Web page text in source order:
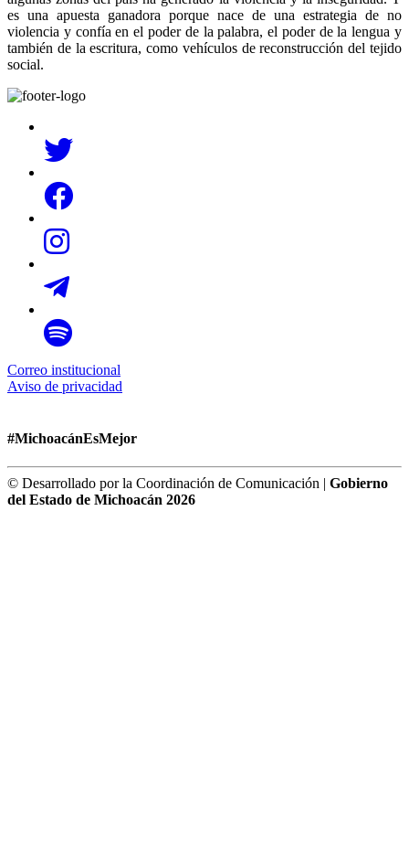
es una apuesta ganadora porque nace de una estrategia de no
violencia y confía en el poder de la palabra, el poder de la lengua y
también de la escritura, como vehículos de reconstrucción del tejido
social.
Correo institucional
Aviso de privacidad
#MichoacánEsMejor
© Desarrollado por la Coordinación de Comunicación | Gobierno
del Estado de Michoacán 2026